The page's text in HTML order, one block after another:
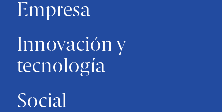
Empresa
Innovación y
tecnología
Social